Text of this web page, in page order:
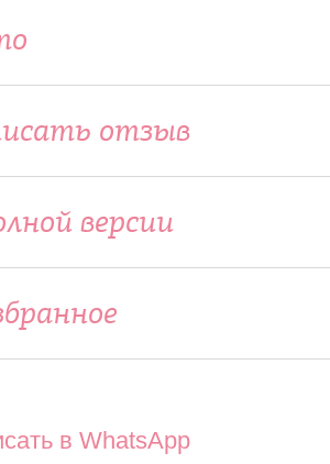
отзыв
версии
в WhatsApp